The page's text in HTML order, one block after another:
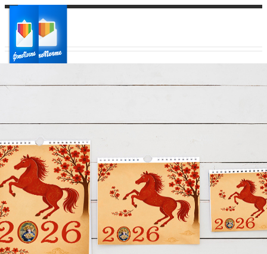
Ваш регион доставки
Выберите из списка: